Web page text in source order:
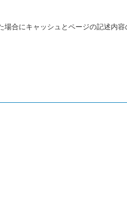
合にキャッシュとページの記述内